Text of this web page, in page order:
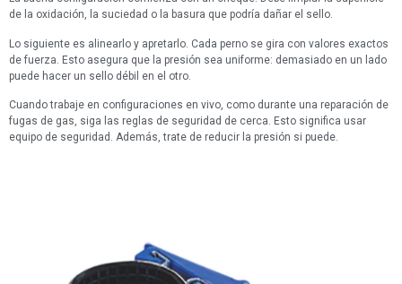
de la oxidación, la suciedad o la basura que podría dañar el sello.
Lo siguiente es alinearlo y apretarlo. Cada perno se gira con valores exactos
de fuerza. Esto asegura que la presión sea uniforme: demasiado en un lado
puede hacer un sello débil en el otro.
Cuando trabaje en configuraciones en vivo, como durante una reparación de
fugas de gas, siga las reglas de seguridad de cerca. Esto significa usar
equipo de seguridad. Además, trate de reducir la presión si puede.